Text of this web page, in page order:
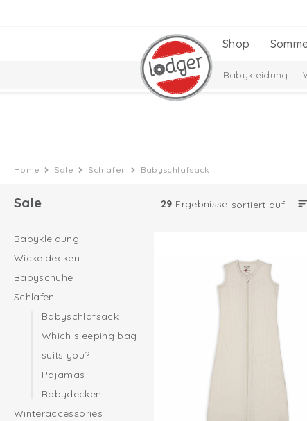
Shop
Babykleidung
Home Sale Schlafen Babyschlafsack
Sale
Babykleidung
Wickeldecken
Babyschuhe
Schlafen
Babyschlafsack
Which sleeping bag
suits you?
Pajamas
Babydecken
Winteraccessories
29 Ergebnisse sortiert auf